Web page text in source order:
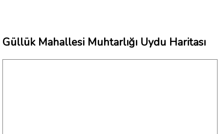
Güllük Mahallesi Muhtarlığı Uydu Haritası